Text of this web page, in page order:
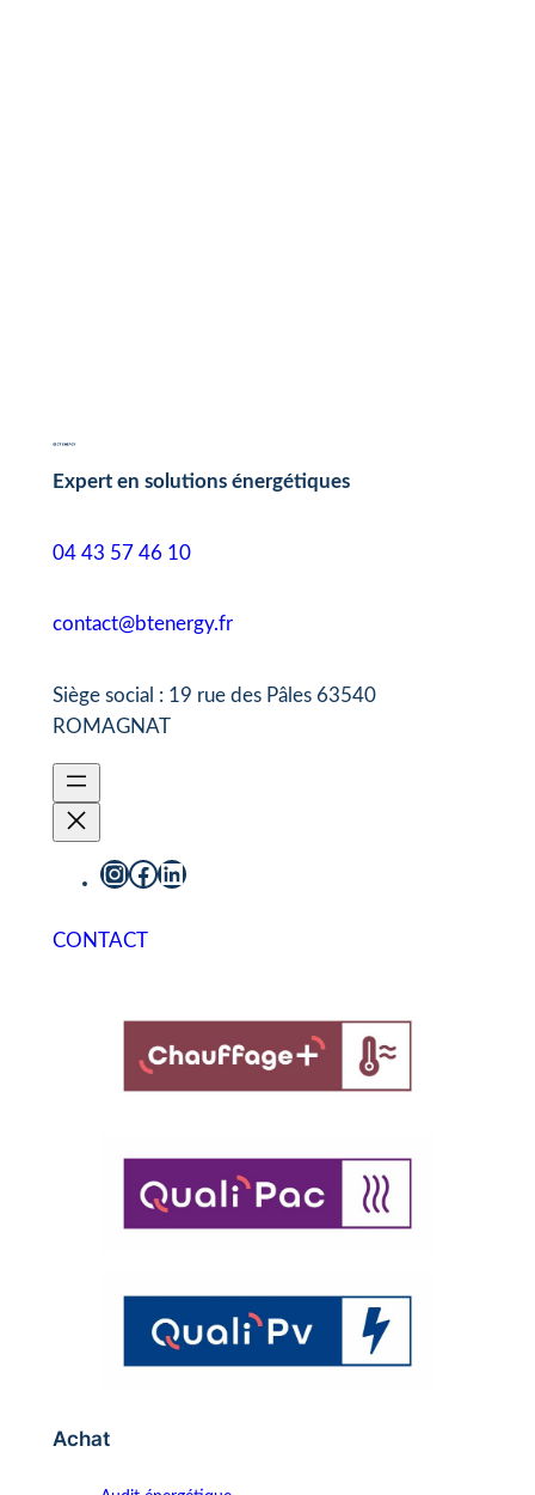
Expert en solutions énergétiques
04 43 57 46 10
contact@btenergy.fr
Siège social : 19 rue des Pâles 63540
ROMAGNAT
InstagramFacebook LinkedIn
CONTACT
Achat